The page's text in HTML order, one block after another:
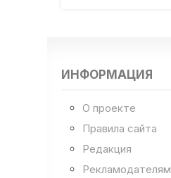
ИНФОРМАЦИЯ
О проекте
Правила сайта
Редакция
Рекламодателям